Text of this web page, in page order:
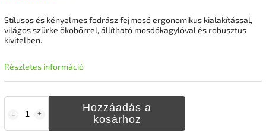
Hozzáadás a
kosárhoz
Stílusos és kényelmes fodrász fejmosó ergonomikus kialakítással,
világos szürke ökobőrrel, állítható mosdókagylóval és robusztus
kivitelben.
Részletes információ